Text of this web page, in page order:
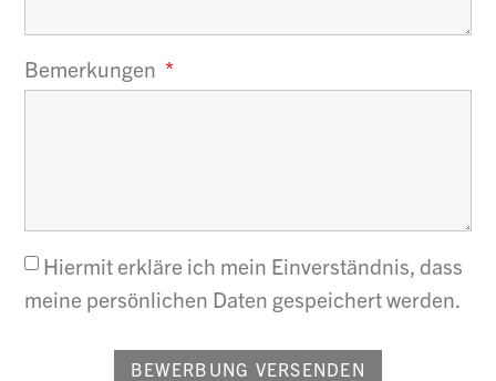
Bemerkungen
Hiermit erkläre ich mein Einverständnis, dass
meine persönlichen Daten gespeichert werden.
BEWERBUNG VERSENDEN